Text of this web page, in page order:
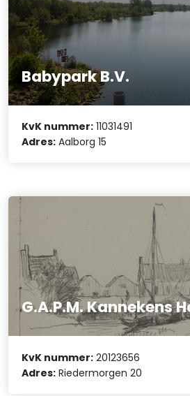
Babypark B.V.
KvK nummer: 11031491
Adres: Aalborg 15
G.A.P.M. Kannekens
KvK nummer: 20123656
Adres: Riedermorgen 20